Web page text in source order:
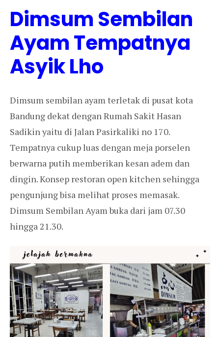
Dimsum Sembilan
Ayam Tempatnya
Asyik Lho
Dimsum sembilan ayam terletak di pusat kota
Bandung dekat dengan Rumah Sakit Hasan
Sadikin yaitu di Jalan Pasirkaliki no 170.
Tempatnya cukup luas dengan meja porselen
berwarna putih memberikan kesan adem dan
dingin. Konsep restoran open kitchen sehingga
pengunjung bisa melihat proses memasak.
Dimsum Sembilan Ayam buka dari jam 07.30
hingga 21.30.